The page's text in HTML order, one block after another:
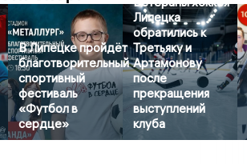
В Липецке пройдёт
благотворительный
спортивный
фестиваль
«Футбол в
сердце»
Липецка
обратились к
Третьяку и
Артамонову
после
прекращения
выступлений
клуба